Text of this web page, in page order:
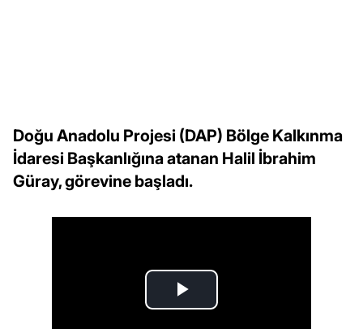
Doğu Anadolu Projesi (DAP) Bölge Kalkınma
İdaresi Başkanlığına atanan Halil İbrahim
Güray, görevine başladı.